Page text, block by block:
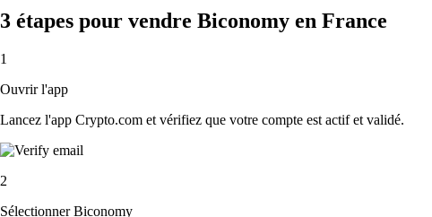
3 étapes pour vendre Biconomy en France
1
Ouvrir l'app
Lancez l'app Crypto.com et vérifiez que votre compte est actif et validé.
2
Sélectionner Biconomy